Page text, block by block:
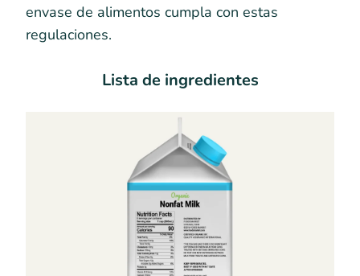
envase de alimentos cumpla con estas
regulaciones.
Lista de ingredientes